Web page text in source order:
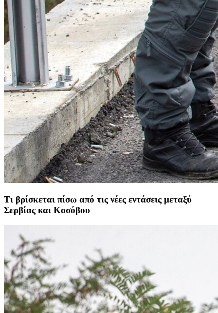
Τι βρίσκεται πίσω από τις νέες εντάσεις μεταξύ
Σερβίας και Κοσόβου